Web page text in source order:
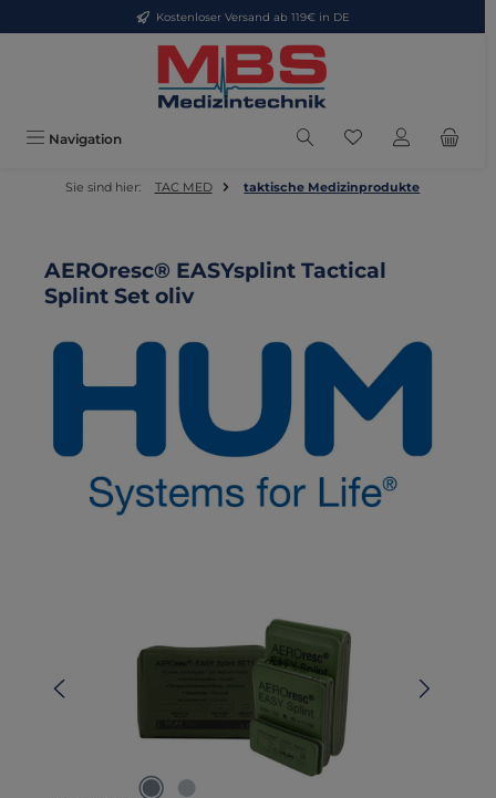
Zum Hauptinhalt springenKostenloser Versand ab 119€ in DE
Navigation Du hast 0
Sie sind hier: TAC MED taktische Medizinprodukte
AEROresc® EASYsplint Tactical
Splint Set oliv